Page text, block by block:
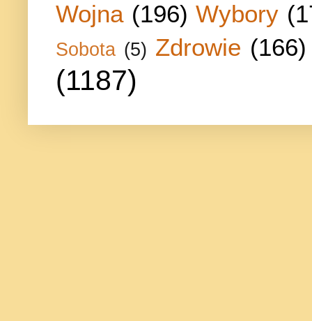
Wojna (196) Wybory
Sobota (5) Zdrowie (166)
(1187)